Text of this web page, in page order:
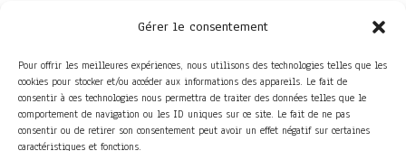
Gérer le consentement
Pour offrir les meilleures expériences, nous utilisons des technologies telles que les
cookies pour stocker et/ou accéder aux informations des appareils. Le fait de
consentir à ces technologies nous permettra de traiter des données telles que le
comportement de navigation ou les ID uniques sur ce site. Le fait de ne pas
consentir ou de retirer son consentement peut avoir un effet négatif sur certaines
caractéristiques et fonctions.
ACCÈS RAPIDE